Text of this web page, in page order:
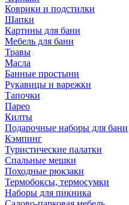
Коврики и подстилки
Шапки
Картины для бани
Мебель для бани
Травы
Масла
Банные простыни
Рукавицы и варежки
Тапочки
Парео
Килты
Подарочные наборы для бани
Кэмпинг
Туристические палатки
Спальные мешки
Походные рюкзаки
Термобоксы, термосумки
Наборы для пикника